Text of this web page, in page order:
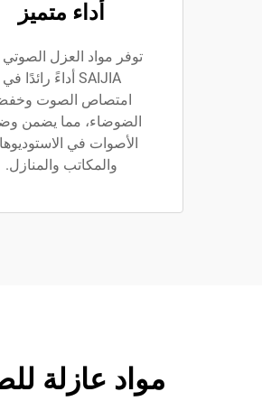
أداء متميز
توفر مواد العزل
SAIJIA أداءً رائدًا في
امتصاص الصوت
الضوضاء، مما يضمن
الأصوات في
والمكاتب والمنازل.